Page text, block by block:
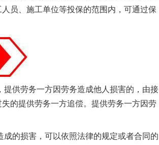
员、施工单位等投保的范围内，可通过保
供劳务一方因劳务造成他人损害的，由接
的提供劳务一方追偿。提供劳务一方因劳
的损害，可以依照法律的规定或者合同的